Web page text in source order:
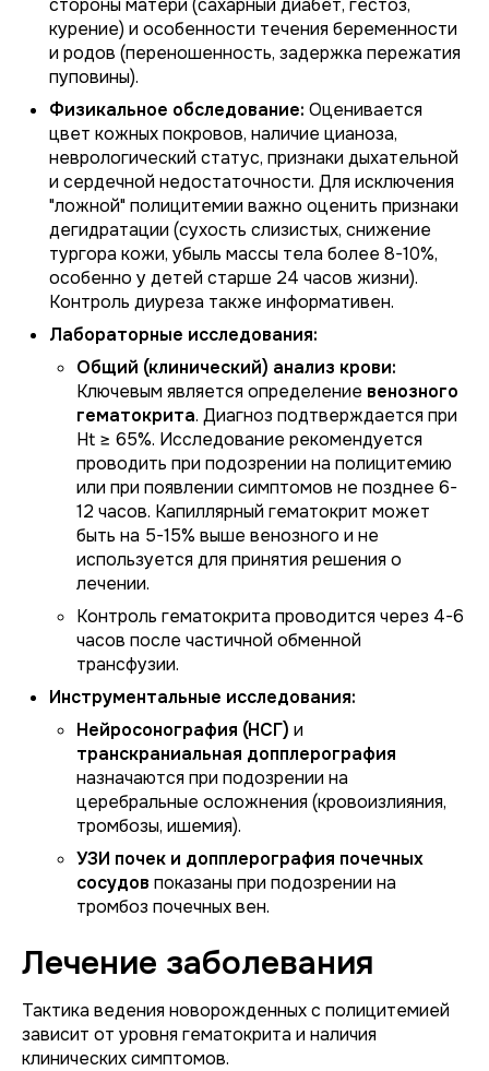
стороны матери (сахарный диабет, гестоз,
курение) и особенности течения беременности
и родов (переношенность, задержка пережатия
пуповины).
Физикальное обследование: Оценивается
цвет кожных покровов, наличие цианоза,
неврологический статус, признаки дыхательной
и сердечной недостаточности. Для исключения
"ложной" полицитемии важно оценить признаки
дегидратации (сухость слизистых, снижение
тургора кожи, убыль массы тела более 8-10%,
особенно у детей старше 24 часов жизни).
Контроль диуреза также информативен.
Лабораторные исследования:
Общий (клинический) анализ крови:
Ключевым является определение венозного
гематокрита. Диагноз подтверждается при
Ht ≥ 65%. Исследование рекомендуется
проводить при подозрении на полицитемию
или при появлении симптомов не позднее 6-
12 часов. Капиллярный гематокрит может
быть на 5-15% выше венозного и не
используется для принятия решения о
лечении.
Контроль гематокрита проводится через 4-6
часов после частичной обменной
трансфузии.
Инструментальные исследования:
Нейросонография (НСГ) и
транскраниальная допплерография
назначаются при подозрении на
церебральные осложнения (кровоизлияния,
тромбозы, ишемия).
УЗИ почек и допплерография почечных
сосудов показаны при подозрении на
тромбоз почечных вен.
Лечение заболевания
Тактика ведения новорожденных с полицитемией
зависит от уровня гематокрита и наличия
клинических симптомов.